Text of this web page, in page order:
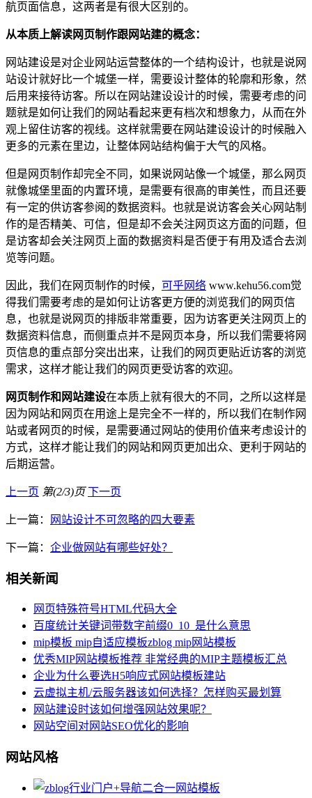
航页面信息，这两者是有很大区别的。
从本质上解读网页制作跟网站建的概念：
网站建设是对企业网站运营整体的一个结构设计，也就是说网
站设计就好比一个城堡一样，需要设计整体的轮廓和形象，然
后用来接待访客。所以在网站建设设计的时候，需要考虑的问
题就是如何让我们的网站看起来更有档次和想象力，从而在外
观上留住访客的视线。这样就需要在网站建设设计的时候融入
更多的元素在里边，让整体网站结构偏于大气的风格。
但是网页制作却完全不同，如果说网站像一个城堡，那么网页
就像城堡里面的内置环境，是需要有很高的审美性，而且还要
有一定的供访客参阅的数据资料。也就是说访客会关心网站制
作的是否精美、可信，但是却不会关注网页这方面的问题，但
是访客却会关注网页上面的数据资料是否便于有用及适合去浏
览等问题。
因此，我们在网页制作的时候， 可乎网络 www.kehu56.com觉
得我们需要考虑的是如何让访客更方便的浏览我们的网页信
息，也就是说网页的排版非常重要，因为访客更关注网页上的
数据资料信息，而侧重点并不是网页本身，所以我们需要将网
页信息的重点部分突出出来，让我们的网页更贴近访客的浏览
需求，这样才能让我们的网页更受访客的欢迎。
网页制作和网站建设在本质上就有很大的不同，之所以这样是
因为网站和网页在用途上是完全不一样的，所以我们在制作网
站或者网页的时候，是需要通过网站的使用价值来考虑设计的
方式，这样才能让我们的网站和网页更加出众、更利于网站的
后期运营。
上一页 第(2/3)页 下一页
上一篇： 网站设计不可忽略的四大要素
下一篇： 企业做网站有哪些好处？
相关新闻
网页特殊符号HTML代码大全
百度统计关键词带数字前缀0_10_是什么意思
mip模板 mip自适应模板zblog mip网站模板
优秀MIP网站模板推荐 非常经典的MIP主题模板汇总
企业为什么要选H5响应式网站模板建站
云虚拟主机/云服务器该如何选择？怎样购买最划算
网站建设时该如何增强网站效果呢？
网站空间对网站SEO优化的影响
网站风格